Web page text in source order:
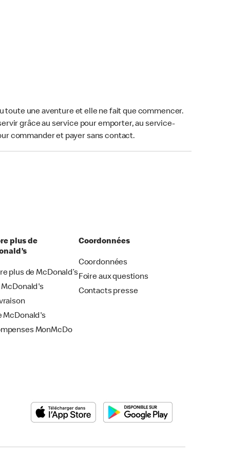
toute une aventure et elle ne fait que commencer.
grâce au service pour emporter, au service-
commander et payer sans contact.
plus de
plus de McDonald’s
McDonald's
McDonald's
MonMcDo
Coordonnées
Coordonnées
Foire aux questions
Contacts presse